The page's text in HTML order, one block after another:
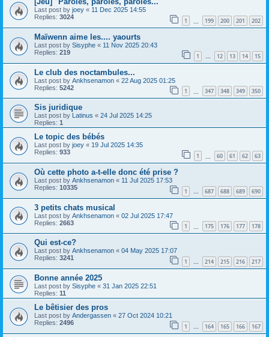
Last post by joey « 11 Dec 2025 14:55
Replies: 3024 1 199 200 201 202
Maïwenn aime les.... yaourts
Last post by Sisyphe « 11 Nov 2025 20:43
Replies: 219 1 … 12 13 14 15
Le club des noctambules...
Last post by Ankhsenamon « 22 Aug 2025 01:25
Replies: 5242 1 347 348 349 350
Sis juridique
Last post by Latinus « 24 Jul 2025 14:25
Replies: 1
Le topic des bébés
Last post by joey « 19 Jul 2025 14:35
Replies: 933 1 60 61 62 63
Où cette photo a-t-elle donc été prise ?
Last post by Ankhsenamon « 11 Jul 2025 17:53
Replies: 10335 1 … 687 688 689 690
3 petits chats musical
Last post by Ankhsenamon « 02 Jul 2025 17:47
Replies: 2663 1 175 176 177 178
Qui est-ce?
Last post by Ankhsenamon « 04 May 2025 17:07
Replies: 3241 1 … 214 215 216 217
Bonne année 2025
Last post by Sisyphe « 31 Jan 2025 22:51
Replies: 11
Le bêtisier des pros
Last post by Andergassen « 27 Oct 2024 10:21
Replies: 2496 1 … 164 165 166 167